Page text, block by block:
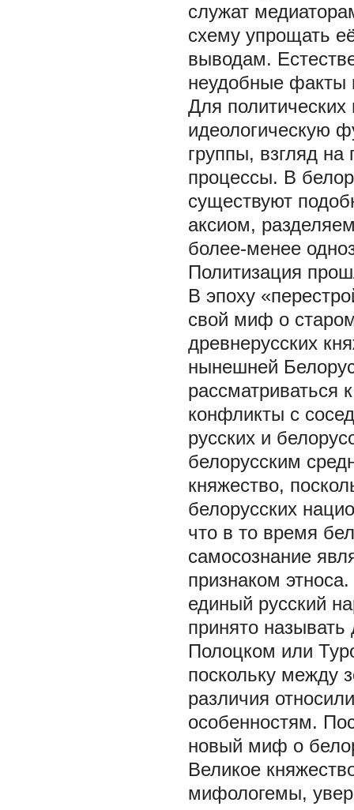
служат
схему упрощать
выводам.
неудобные факты
Для
идеологическую
группы, взгляд
процессы. В
существуют
аксиом,
более-менее
Политизация
В эпоху
свой миф о
древнерусских
нынешней
рассматриваться
конфликты с
русских и
белорусским
княжество,
белорусских
что в то время
самосознание
признаком
единый русский
принято
Полоцком или
поскольку между
различия
особенностям.
новый миф о
Великое
мифологемы,